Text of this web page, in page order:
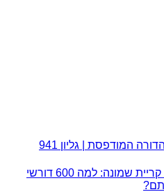
המודפסת | גליון 941
המספרים המפתיעים של קריית שמונה: למה 600 דורשי